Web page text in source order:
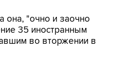
она, "очно и заочно
35 иностранным
во вторжении в